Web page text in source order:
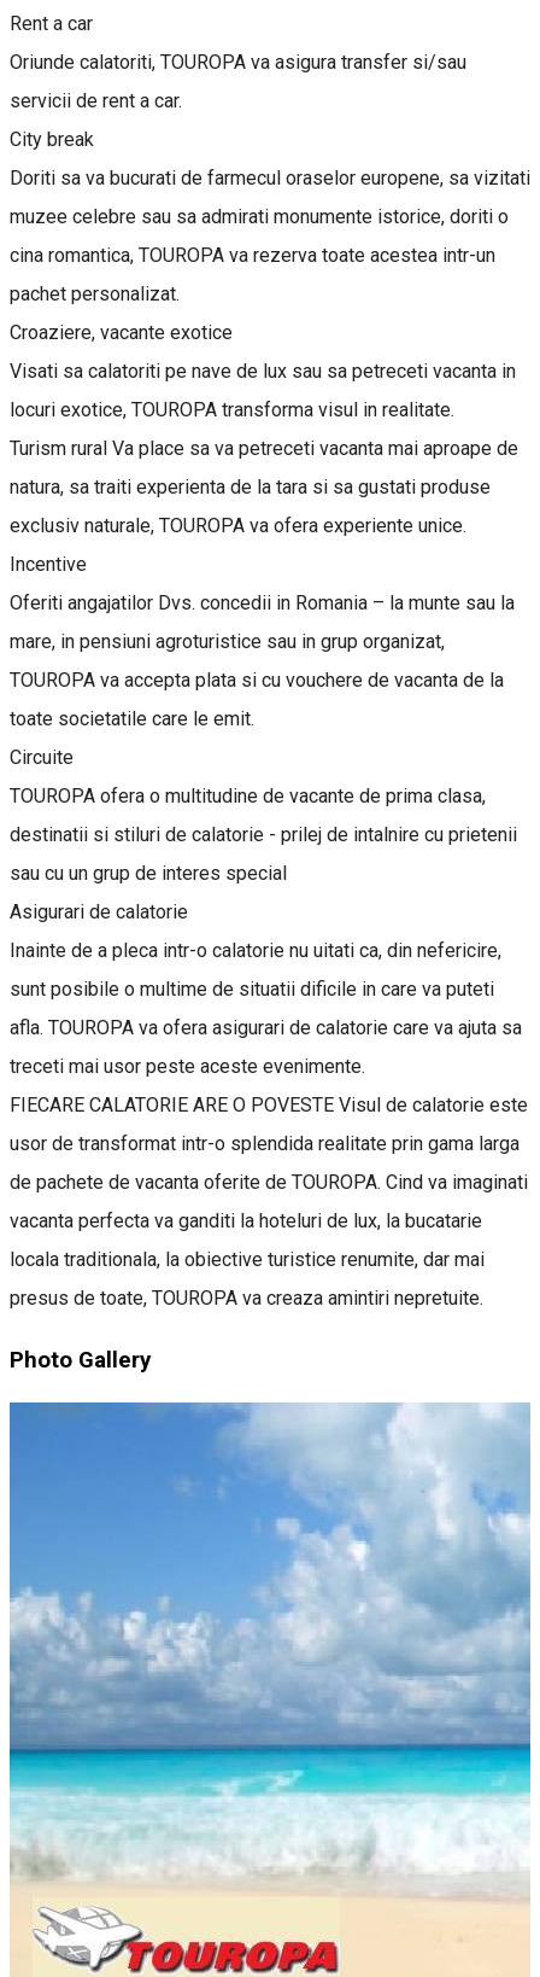
Rent a car
Oriunde calatoriti, TOUROPA va asigura transfer si/sau
servicii de rent a car.
City break
Doriti sa va bucurati de farmecul oraselor europene, sa vizitati
muzee celebre sau sa admirati monumente istorice, doriti o
cina romantica, TOUROPA va rezerva toate acestea intr-un
pachet personalizat.
Croaziere, vacante exotice
Visati sa calatoriti pe nave de lux sau sa petreceti vacanta in
locuri exotice, TOUROPA transforma visul in realitate.
Turism rural Va place sa va petreceti vacanta mai aproape de
natura, sa traiti experienta de la tara si sa gustati produse
exclusiv naturale, TOUROPA va ofera experiente unice.
Incentive
Oferiti angajatilor Dvs. concedii in Romania – la munte sau la
mare, in pensiuni agroturistice sau in grup organizat,
TOUROPA va accepta plata si cu vouchere de vacanta de la
toate societatile care le emit.
Circuite
TOUROPA ofera o multitudine de vacante de prima clasa,
destinatii si stiluri de calatorie - prilej de intalnire cu prietenii
sau cu un grup de interes special
Asigurari de calatorie
Inainte de a pleca intr-o calatorie nu uitati ca, din nefericire,
sunt posibile o multime de situatii dificile in care va puteti
afla. TOUROPA va ofera asigurari de calatorie care va ajuta sa
treceti mai usor peste aceste evenimente.
FIECARE CALATORIE ARE O POVESTE Visul de calatorie este
usor de transformat intr-o splendida realitate prin gama larga
de pachete de vacanta oferite de TOUROPA. Cind va imaginati
vacanta perfecta va ganditi la hoteluri de lux, la bucatarie
locala traditionala, la obiective turistice renumite, dar mai
presus de toate, TOUROPA va creaza amintiri nepretuite.
Photo Gallery